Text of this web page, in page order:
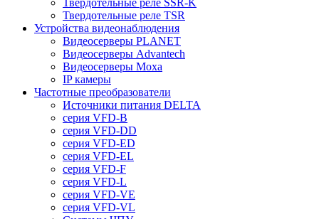
Твердотельные реле SSR-K
Твердотельные реле TSR
Устройства видеонаблюдения
Видеосерверы PLANET
Видеосерверы Advantech
Видеосерверы Moxa
IP камеры
Частотные преобразователи
Источники питания DELTA
серия VFD-B
серия VFD-DD
серия VFD-ED
серия VFD-EL
серия VFD-F
серия VFD-L
серия VFD-VE
серия VFD-VL